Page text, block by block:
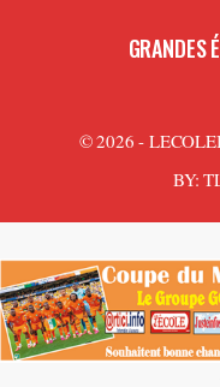
GRANDES
© 2026 -
BY: